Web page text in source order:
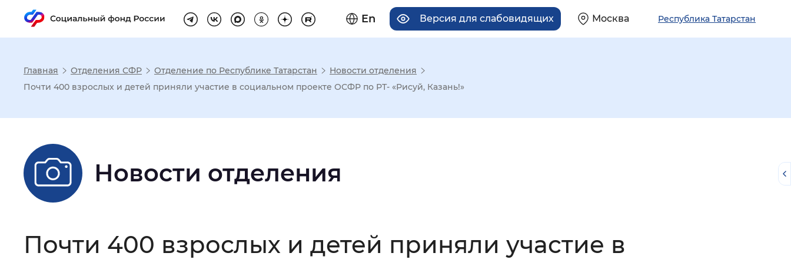
En Версия для слабовидящих Москва Республика Татарстан
Настройка режима отображения
Шрифт: Без засечек С засечками
Увеличенный
Главная Отделения СФР Отделение по Республике Татарстан
Новости отделения
Почти 400 взрослых и детей приняли участие в социальном проекте ОСФР по РТ- «Рисуй, Казань!»
Новости отделения
Почти 400 взрослых и детей приняли участие в